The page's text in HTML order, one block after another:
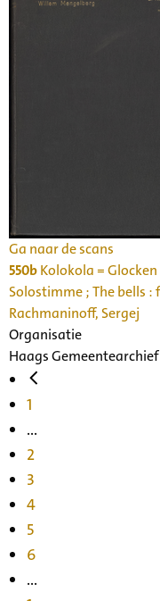
Ga naar de scans
550bKolokola =
Solostimme ; The bells
Rachmaninoff, Sergej
Organisatie
Haags Gemeentearchief
1
...
2
3
4
5
6
...